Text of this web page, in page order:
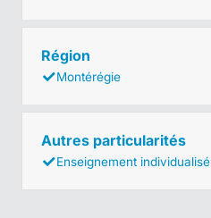
Région
Montérégie
Autres particularités
Enseignement individualisé